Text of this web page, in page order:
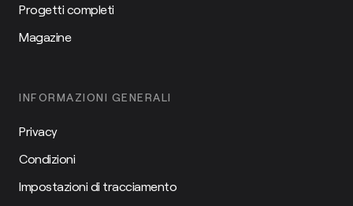
Progetti completi
Magazine
INFORMAZIONI GENERALI
Privacy
Condizioni
Impostazioni di tracciamento